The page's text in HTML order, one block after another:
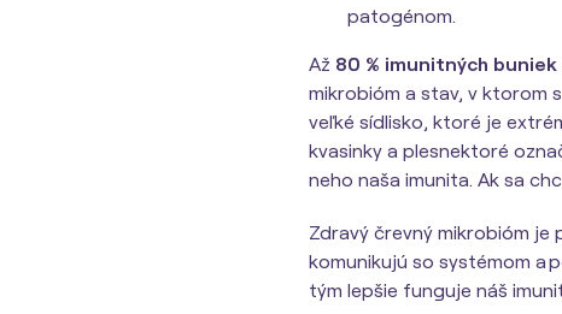
patogénom.
Až 80 % imunitných buniek
mikrobióm a stav, v ktorom
veľké sídlisko, ktoré je
kvasinky a plesnektoré
neho naša imunita. Ak sa
Zdravý črevný mikrobióm je
komunikujú so systémom a
tým lepšie funguje náš